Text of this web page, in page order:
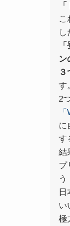
こ
し
ン
す
2
に
す
結
プ
う
い
極